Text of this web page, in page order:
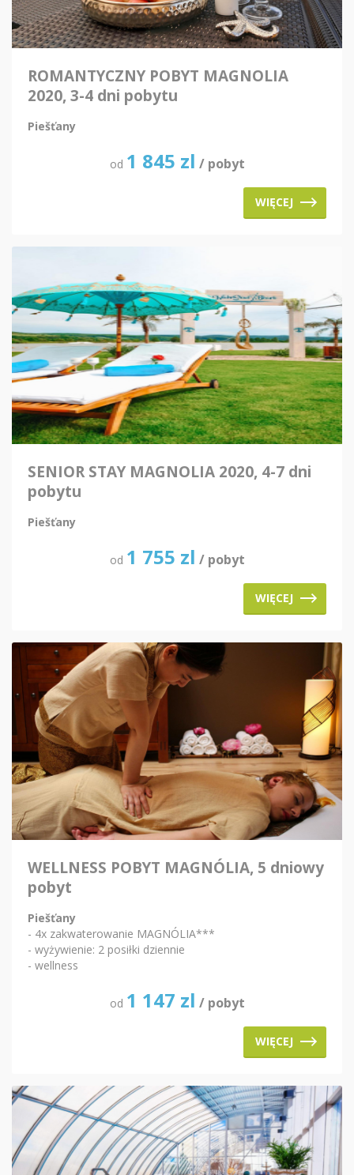
ROMANTYCZNY POBYT MAGNOLIA
2020, 3-4 dni pobytu
Piešťany
od 1 845 zl / pobyt
WIĘCEJ
SENIOR STAY MAGNOLIA 2020, 4-7 dni
pobytu
Piešťany
od 1 755 zl / pobyt
WIĘCEJ
WELLNESS POBYT MAGNÓLIA, 5 dniowy
pobyt
Piešťany
- 4x zakwaterowanie MAGNÓLIA***
- wyżywienie: 2 posiłki dziennie
- wellness
od 1 147 zl / pobyt
WIĘCEJ